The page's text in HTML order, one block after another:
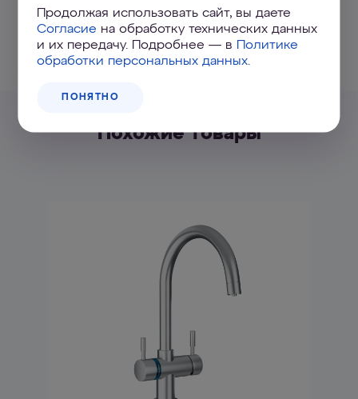
УЗНАТЬ БОЛЬШЕ
Похожие товары
Продолжая использовать сайт, вы даете
Согласие на обработку технических данных
и их передачу. Подробнее — в Политике
обработки персональных данных
ПОНЯТНО